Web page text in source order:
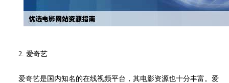
2. 爱奇艺
爱奇艺是国内知名的在线视频平台，其电影资源也十分丰富。爱